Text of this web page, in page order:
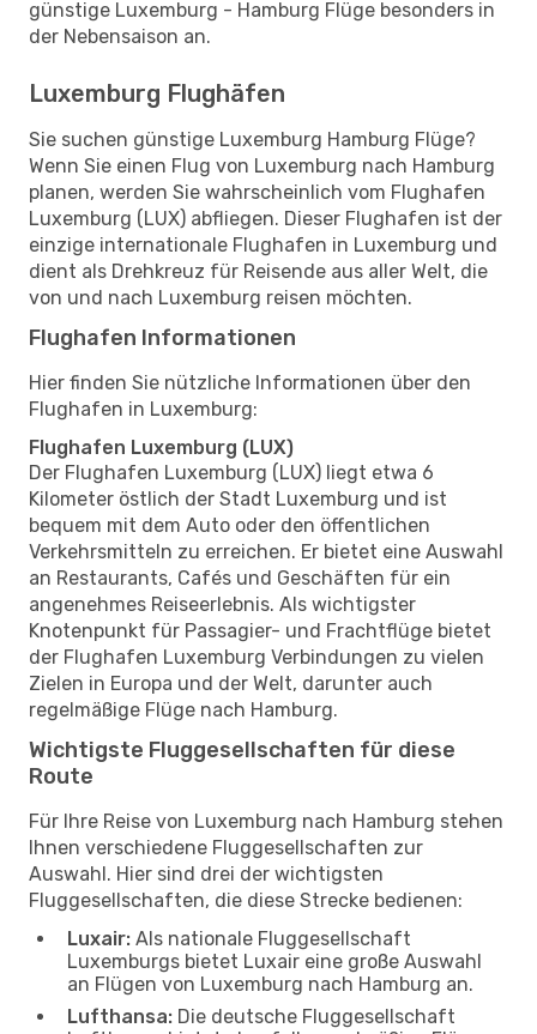
günstige Luxemburg - Hamburg Flüge besonders in
der Nebensaison an.
Luxemburg Flughäfen
Sie suchen günstige Luxemburg Hamburg Flüge?
Wenn Sie einen Flug von Luxemburg nach Hamburg
planen, werden Sie wahrscheinlich vom Flughafen
Luxemburg (LUX) abfliegen. Dieser Flughafen ist der
einzige internationale Flughafen in Luxemburg und
dient als Drehkreuz für Reisende aus aller Welt, die
von und nach Luxemburg reisen möchten.
Flughafen Informationen
Hier finden Sie nützliche Informationen über den
Flughafen in Luxemburg:
Flughafen Luxemburg (LUX)
Der Flughafen Luxemburg (LUX) liegt etwa 6
Kilometer östlich der Stadt Luxemburg und ist
bequem mit dem Auto oder den öffentlichen
Verkehrsmitteln zu erreichen. Er bietet eine Auswahl
an Restaurants, Cafés und Geschäften für ein
angenehmes Reiseerlebnis. Als wichtigster
Knotenpunkt für Passagier- und Frachtflüge bietet
der Flughafen Luxemburg Verbindungen zu vielen
Zielen in Europa und der Welt, darunter auch
regelmäßige Flüge nach Hamburg.
Wichtigste Fluggesellschaften für diese
Route
Für Ihre Reise von Luxemburg nach Hamburg stehen
Ihnen verschiedene Fluggesellschaften zur
Auswahl. Hier sind drei der wichtigsten
Fluggesellschaften, die diese Strecke bedienen:
Luxair: Als nationale Fluggesellschaft
Luxemburgs bietet Luxair eine große Auswahl
an Flügen von Luxemburg nach Hamburg an.
Lufthansa: Die deutsche Fluggesellschaft